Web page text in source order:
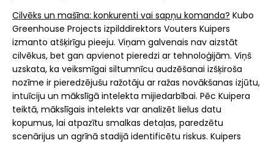
Cilvēks un mašīna: konkurenti vai sapņu komanda? Kubo
Greenhouse Projects izpilddirektors Vouters Kuipers
izmanto atšķirīgu pieeju. Viņam galvenais nav aizstāt
cilvēkus, bet gan apvienot pieredzi ar tehnoloģijām. Viņš
uzskata, ka veiksmīgai siltumnīcu audzēšanai izšķiroša
nozīme ir pieredzējušu ražotāju ar ražas novākšanas izjūtu,
intuīciju un mākslīgā intelekta mijiedarbībai. Pēc Kuipera
teiktā, mākslīgais intelekts var analizēt lielus datu
kopumus, lai atpazītu smalkas detaļas, paredzētu
scenārijus un agrīnā stadijā identificētu riskus. Kuipers